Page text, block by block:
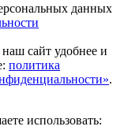
данных
сайт удобнее и
политика
.
использовать: